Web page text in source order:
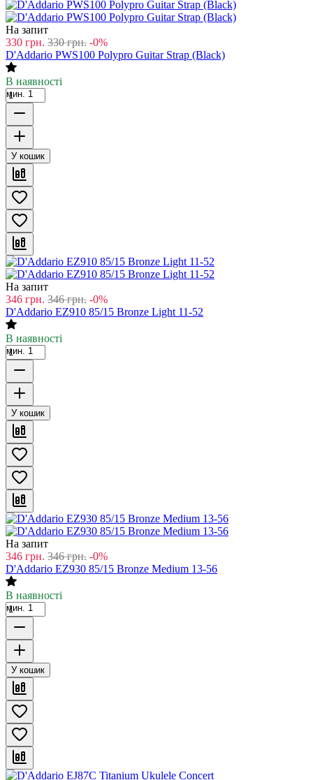
На запит
330 грн. 330 грн. -0%
D'Addario PWS100 Polypro Guitar Strap (Black)
В наявності
мин. 1
У кошик
На запит
346 грн. 346 грн. -0%
D'Addario EZ910 85/15 Bronze Light 11-52
В наявності
мин. 1
У кошик
На запит
346 грн. 346 грн. -0%
D'Addario EZ930 85/15 Bronze Medium 13-56
В наявності
мин. 1
У кошик